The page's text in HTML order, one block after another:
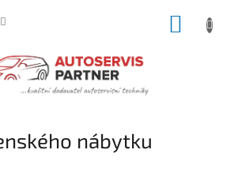
nábytku